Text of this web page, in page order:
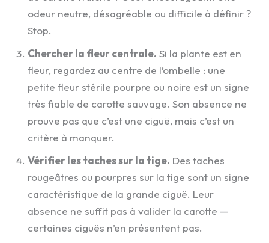
odeur neutre, désagréable ou difficile à définir ?
Stop.
Chercher la fleur centrale. Si la plante est en
fleur, regardez au centre de l’ombelle : une
petite fleur stérile pourpre ou noire est un signe
très fiable de carotte sauvage. Son absence ne
prouve pas que c’est une ciguë, mais c’est un
critère à manquer.
Vérifier les taches sur la tige. Des taches
rougeâtres ou pourpres sur la tige sont un signe
caractéristique de la grande ciguë. Leur
absence ne suffit pas à valider la carotte —
certaines ciguës n’en présentent pas.